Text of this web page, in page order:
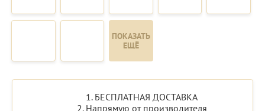
ПОКАЗАТЬ
ЕЩЁ
1. БЕСПЛАТНАЯ ДОСТАВКА
2. Напрямую от производителя